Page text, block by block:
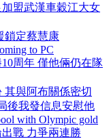
加盟武漢車穀江大女
鎖定蔡慧康
to PC
10周年 僅他倆仍在隊
其與阿布關係密切
後我發信息安慰他
with Olympic gold
出戰 力爭兩連勝